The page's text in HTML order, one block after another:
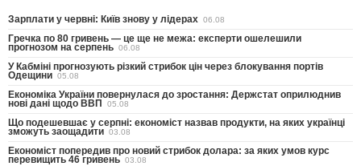
Зарплати у червні: Київ знову у лідерах 06.08
Гречка по 80 гривень — це ще не межа: експерти ошелешили
прогнозом на серпень 06.08
У Кабміні прогнозують різкий стрибок цін через блокування портів
Одещини 05.08
Економіка України повернулася до зростання: Держстат оприлюднив
нові дані щодо ВВП 05.08
Що подешевшає у серпні: економіст назвав продукти, на яких українці
зможуть заощадити 03.08
Економіст попередив про новий стрибок долара: за яких умов курс
перевищить 46 гривень 03.08